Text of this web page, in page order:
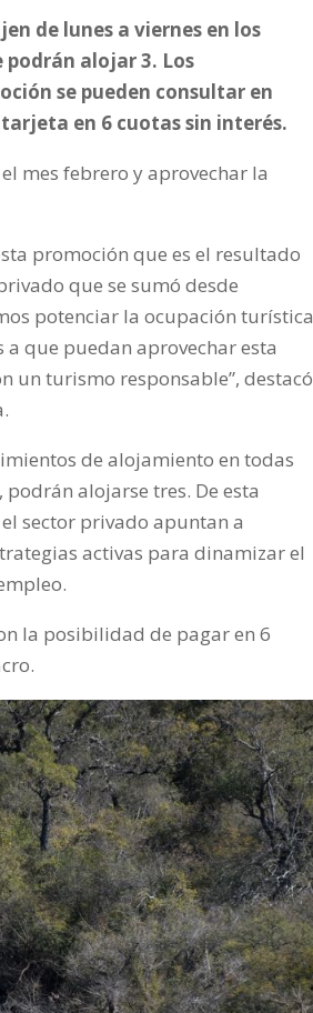
de lunes a viernes en los
podrán alojar 3. Los
se pueden consultar en
en 6 cuotas sin interés.
mes febrero y aprovechar la
promoción que es el resultado
que se sumó desde
potenciar la ocupación turística
que puedan aprovechar esta
un turismo responsable”, destacó
de alojamiento en todas
alojarse tres. De esta
sector privado apuntan a
activas para dinamizar el
la posibilidad de pagar en 6